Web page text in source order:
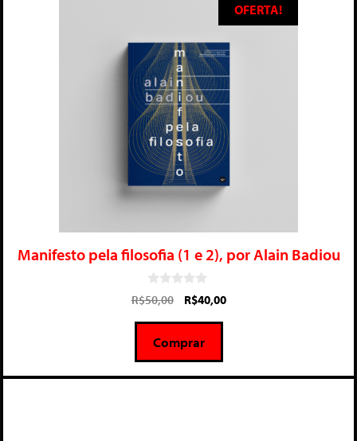
OFERTA!
Manifesto pela filosofia (1 e 2), por Alain Badiou
0
d
5
R$50,00 R$40,00
Comprar